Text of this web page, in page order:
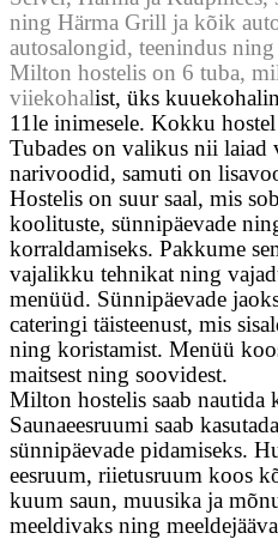
ning Härma Grill ja kõik
autosalongid, teenindus
Milton hostelis on 6 tuba,
viiekohalist, üks
11le inimesele. Kokku
Tubades on valikus nii
narivoodid, samuti on
Hostelis on suur saal, mis
koolituste, sünnipäevade
korraldamiseks. Pakkume
vajalikku tehnikat ning
menüüd. Sünnipäevade
cateringi täisteenust, mis
ning koristamist. Menüü
maitsest ning soovidest.
Milton hostelis saab nautida
Saunaeesruumi saab
sünnipäevade pidamiseks.
eesruum, riietusruum koos
kuum saun, muusika ja
meeldivaks ning